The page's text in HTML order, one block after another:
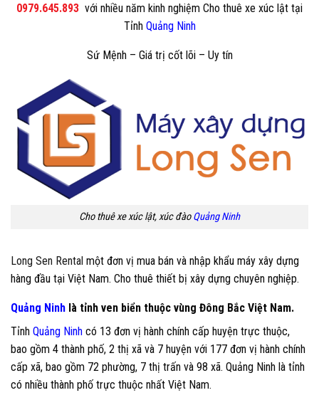
0979.645.893 với nhiều năm kinh nghiệm Cho thuê xe xúc lật tại
Tỉnh Quảng Ninh
Sứ Mệnh – Giá trị cốt lõi – Uy tín
Cho thuê xe xúc lật, xúc đàoQuảng Ninh
Long Sen Rental một đơn vị mua bán và nhập khẩu máy xây dựng
hàng đầu tại Việt Nam. Cho thuê thiết bị xây dựng chuyên nghiệp.
Quảng Ninh là tỉnh ven biển thuộc vùng Đông Bắc Việt Nam.
Tỉnh Quảng Ninh có 13 đơn vị hành chính cấp huyện trực thuộc,
bao gồm 4 thành phố, 2 thị xã và 7 huyện với 177 đơn vị hành chính
cấp xã, bao gồm 72 phường, 7 thị trấn và 98 xã. Quảng Ninh là tỉnh
có nhiều thành phố trực thuộc nhất Việt Nam.